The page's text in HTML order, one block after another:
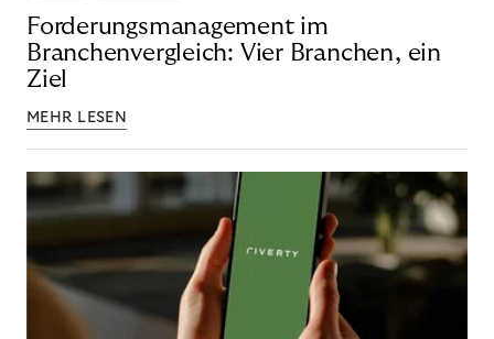
Forderungsmanagement im
Branchenvergleich: Vier Branchen, ein
Ziel
MEHR LESEN